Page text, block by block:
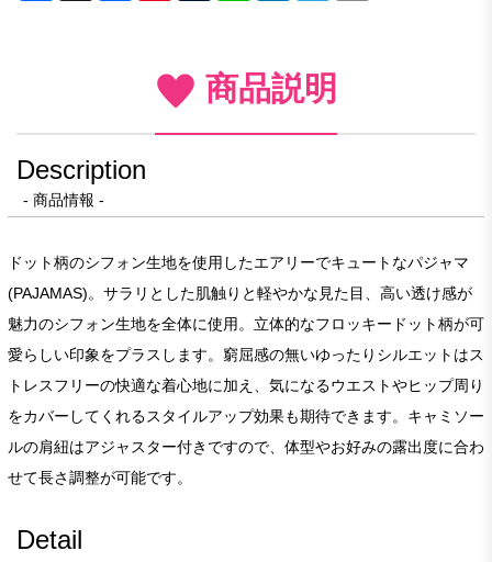
商品説明
Description
- 商品情報 -
ドット柄のシフォン生地を使用したエアリーでキュートなパジャマ
(PAJAMAS)。サラリとした肌触りと軽やかな見た目、高い透け感が
魅力のシフォン生地を全体に使用。立体的なフロッキードット柄が可
愛らしい印象をプラスします。窮屈感の無いゆったりシルエットはス
トレスフリーの快適な着心地に加え、気になるウエストやヒップ周り
をカバーしてくれるスタイルアップ効果も期待できます。キャミソー
ルの肩紐はアジャスター付きですので、体型やお好みの露出度に合わ
せて長さ調整が可能です。
Detail